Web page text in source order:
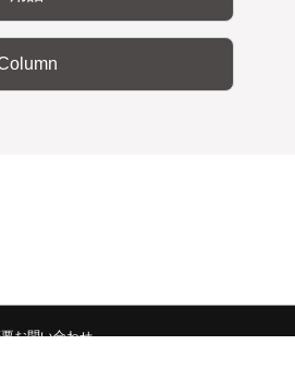
お問い合わせ